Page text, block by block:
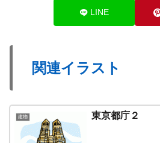
LINE
関連イラスト
建物 東京都庁２